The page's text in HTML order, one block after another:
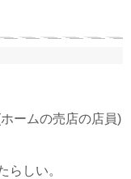
ームの売店の店員)
しい。